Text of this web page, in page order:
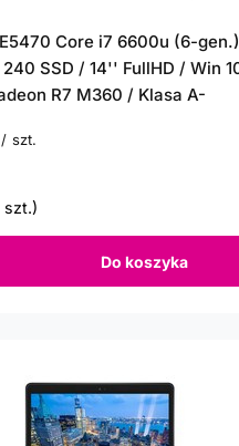
Core i7 6600u (6-
240 SSD / 14'' FullHD / Win
R7 M360 / Klasa A-
/ szt.
szt.)
Do koszyka